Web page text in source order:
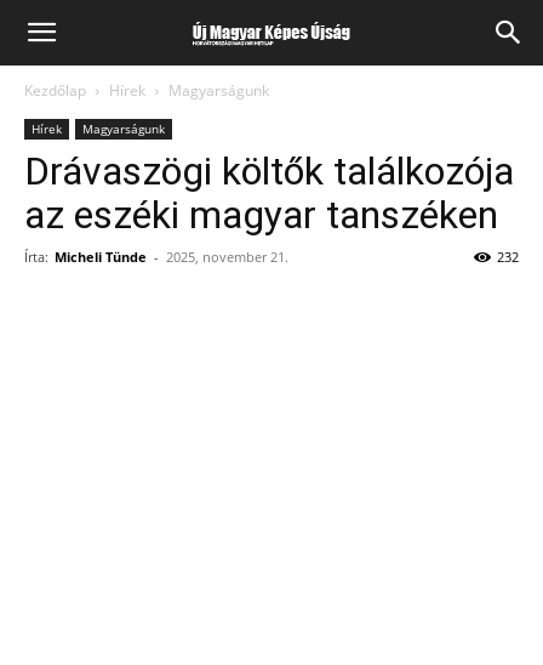
Kezdőlap Hírek Magyarságunk
Hírek Magyarságunk
Drávaszögi költők találkozója
az eszéki magyar tanszéken
Írta: Micheli Tünde - 2025, november 21. 232